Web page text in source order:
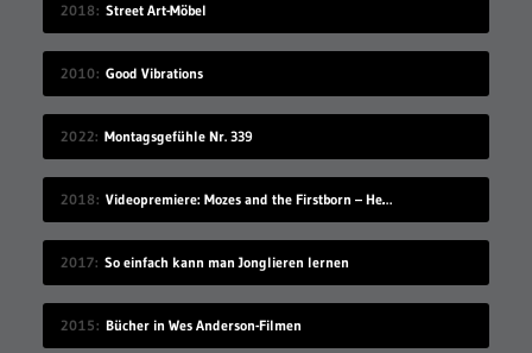
2018 Street Art-Möbel
2010 Good Vibrations
2022 Montagsgefühle Nr. 339
2018 Videopremiere: Mozes and the Firstborn – Hello
2017 So einfach kann man Jonglieren lernen
2015 Bücher in Wes Anderson-Filmen